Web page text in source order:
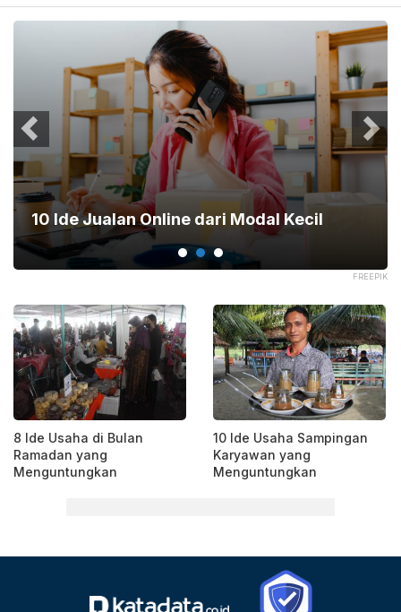
FREEPIK
10 Ide Jualan Online dari Modal Kecil
8 Ide Usaha di Bulan
Ramadan yang
Menguntungkan
10 Ide Usaha Sampingan
Karyawan yang
Menguntungkan